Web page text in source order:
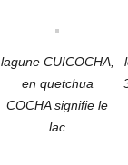
lagune CUICOCHA,
en quetchua
COCHA signifie le
lac